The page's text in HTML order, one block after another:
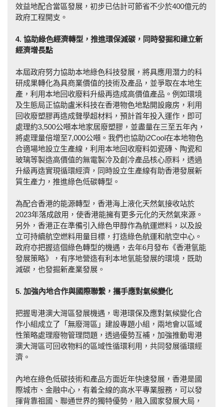
效益地配合當區發展，初步已估計可節省不少於400億元的
政府工程開支。
4. 協助綠色經濟轉型，推進環保減碳，同時發掘和建立新
經濟增長點
本屆政府努力協助本地綠色科技發展，將具應用潛力的科
研成果轉化為具商業價值的技術及產品，並爭取在本地生
產，利用本地回收廢料升級再造成高價值產品。例如環境
及生態局正協助盧米科技在香港物色地點開設廠房，利用
回收廢塑膠再造成聲學超材料，預計首年投入運作，即可
處理約3,500公噸本地家居廢塑膠，並盡量在三至五年內，
將處理量倍增至7,000公噸。我們也協助i2Cool在本地物色
合適場地設立生產線，利用本地回收廢料如瓷磚、陶瓷和
玻璃等製造高價值的無電製冷及創冷產品核心原料，透過
升級再造實現循環經濟，同時設立生產線有助香港發展新
質生產力，推進綠色低碳轉型。
為配合香港的能源轉型，香港海上液化天然氣接收站於
2023年落成啟用，使香港能擁有更多元化的天然氣來源。
另外，香港正在準備引入綠色甲醇作為航運燃料，以及設
立可持續航空燃料用量目標，打造綠色航運和航空中心。
政府亦把握這個綠色轉型的機遇，去年6月發布《香港氫能
發展策略》，有序地營造有利本地氫能發展的環境，既助
減碳，也發掘新產業發展。
5. 加強內地合作與國際聯繫，攜手應對氣候變化
把握粵港澳大灣區發展機遇，粵港環保及應對氣候變化合
作小組成立了「無廢灣區」建設專題小組，兩地會以區域
性策略處理廢物管理問題，透過優勢互補，加強推動粵港
澳大灣區可回收物料的區域性循環利用，共同發展循環經
濟。
內地在綠色低碳技術和產品方面近年快速發展，香港是國
際城市、金融中心，有着全線的高水平專業服務，可以發
揮背靠祖國、聯通世界的獨特優勢，融入國家發展大局，